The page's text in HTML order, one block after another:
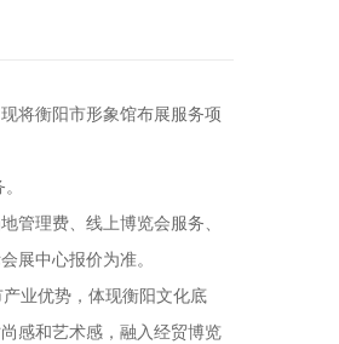
将衡阳市形象馆布展服务项
理费、线上博览会服务、
展中心报价为准。
业优势，体现衡阳文化底
感和艺术感，融入经贸博览